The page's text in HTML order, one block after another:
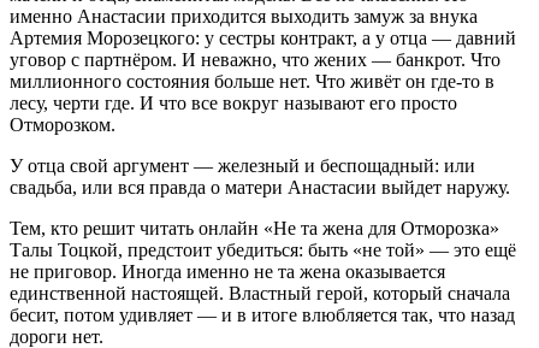
именно Анастасии приходится выходить замуж за внука
Артемия Морозецкого: у сестры контракт, а у отца — давний
уговор с партнёром. И неважно, что жених — банкрот. Что
миллионного состояния больше нет. Что живёт он где-то в
лесу, черти где. И что все вокруг называют его просто
Отморозком.
У отца свой аргумент — железный и беспощадный: или
свадьба, или вся правда о матери Анастасии выйдет наружу.
Тем, кто решит читать онлайн «Не та жена для Отморозка»
Талы Тоцкой, предстоит убедиться: быть «не той» — это ещё
не приговор. Иногда именно не та жена оказывается
единственной настоящей. Властный герой, который сначала
бесит, потом удивляет — и в итоге влюбляется так, что назад
дороги нет.